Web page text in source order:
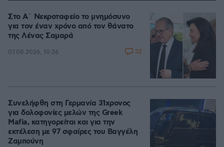
Στο Α΄ Νεκροταφείο το μνημόσυνο
για τον έναν χρόνο από τον θάνατο
της Λένας Σαμαρά
07.08.2026, 10:26 32
Συνελήφθη στη Γερμανία 31χρονος
για δολοφονίες μελών της Greek
Mafia, κατηγορείται και για την
εκτέλεση με 97 σφαίρες του Βαγγέλη
Ζαμπούνη